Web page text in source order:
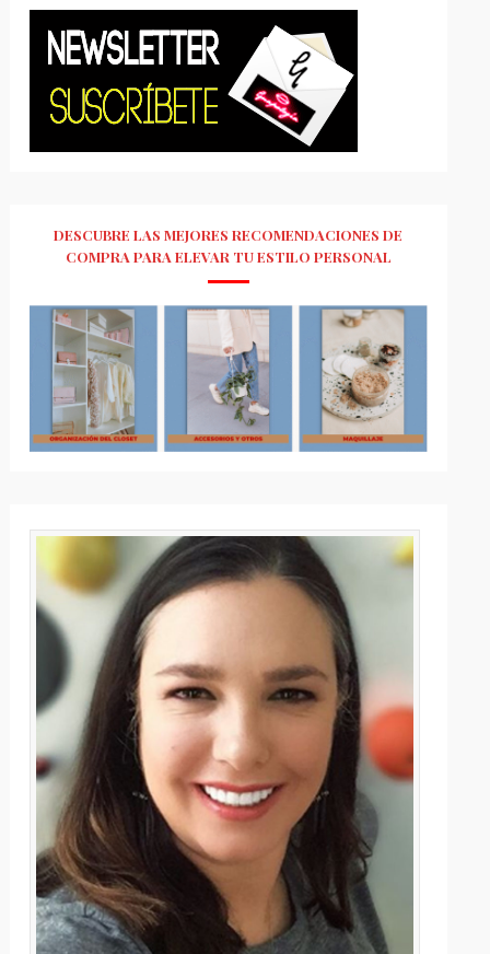
DESCUBRE LAS MEJORES RECOMENDACIONES DE
COMPRA PARA ELEVAR TU ESTILO PERSONAL